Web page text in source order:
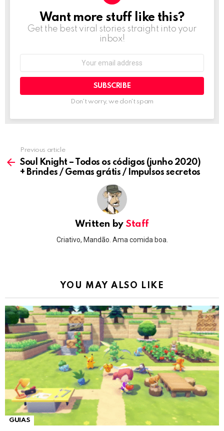
NEWSLETTER
Want more stuff like this?
Get the best viral stories straight into your
inbox!
Don't worry, we don't spam
more
Previous article
Soul Knight – Todos os códigos (junho 2020)
+ Brindes / Gemas grátis / Impulsos secretos
Written by Staff
Criativo, Mandão. Ama comida boa.
YOU MAY ALSO LIKE
GUIAS